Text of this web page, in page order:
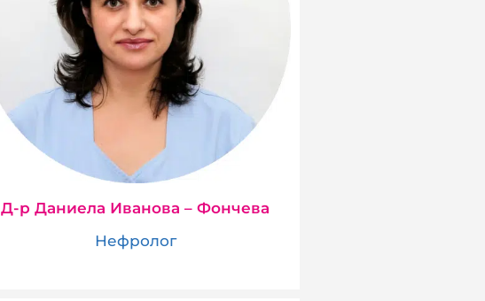
Д-р Даниела Иванова – Фончева
Нефролог